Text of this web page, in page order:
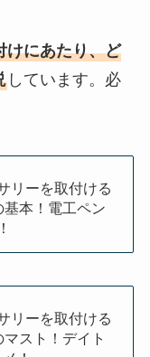
けにあたり、ど
しています。必
リーを取付ける
基本！電工ペン
リーを取付ける
マスト！デイト